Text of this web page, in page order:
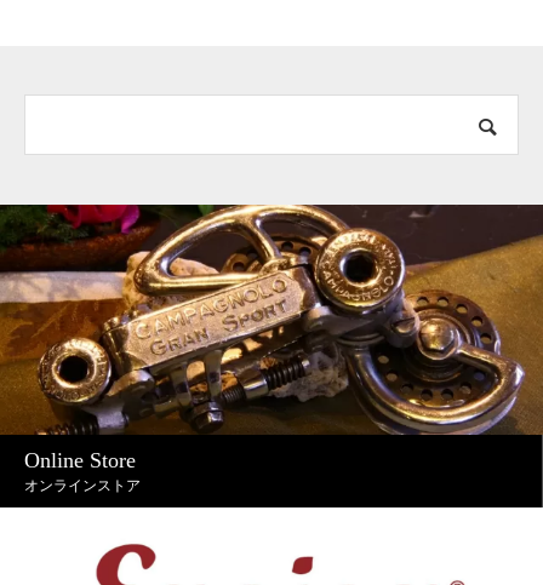
Online Store
オンラインストア